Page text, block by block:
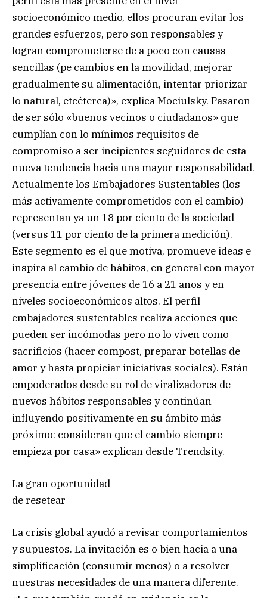
socioeconómico medio, ellos procuran evitar los
grandes esfuerzos, pero son responsables y
logran comprometerse de a poco con causas
sencillas (pe cambios en la movilidad, mejorar
gradualmente su alimentación, intentar priorizar
lo natural, etcéterca)», explica Mociulsky. Pasaron
de ser sólo «buenos vecinos o ciudadanos» que
cumplían con lo mínimos requisitos de
compromiso a ser incipientes seguidores de esta
nueva tendencia hacia una mayor responsabilidad.
Actualmente los Embajadores Sustentables (los
más activamente comprometidos con el cambio)
representan ya un 18 por ciento de la sociedad
(versus 11 por ciento de la primera medición).
Este segmento es el que motiva, promueve ideas e
inspira al cambio de hábitos, en general con mayor
presencia entre jóvenes de 16 a 21 años y en
niveles socioeconómicos altos. El perfil
embajadores sustentables realiza acciones que
pueden ser incómodas pero no lo viven como
sacrificios (hacer compost, preparar botellas de
amor y hasta propiciar iniciativas sociales). Están
empoderados desde su rol de viralizadores de
nuevos hábitos responsables y continúan
influyendo positivamente en su ámbito más
próximo: consideran que el cambio siempre
empieza por casa» explican desde Trendsity.
La gran oportunidad
de resetear
La crisis global ayudó a revisar comportamientos
y supuestos. La invitación es o bien hacia a una
simplificación (consumir menos) o a resolver
nuestras necesidades de una manera diferente.